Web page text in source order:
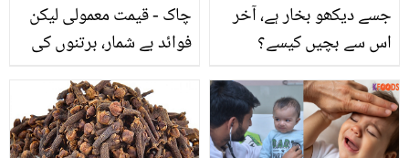
چاک - قیمت معمولی لیکن
فوائد بے شمار، برتنوں کی
اہم فوائد
جسے دیکھو بخار ہے، آخر
اس سے بچیں کیسے؟
علامات، گھریلو علاج اور
اس سے بچنے کے طریقے